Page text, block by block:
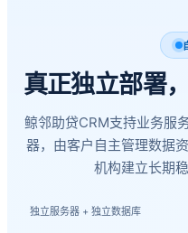
真正独立部署
鲸邻助贷CRM支持业务服
器，由客户自主管理数据
机构建立长期
独立服务器 + 独立数据库